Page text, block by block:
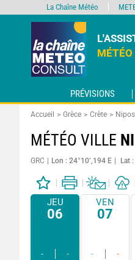
MÉTÉO
PRÉVISIONS
Accueil Grèce Crète Nipos
MÉTÉO VILLE
GRC Lon : 24°10’,194 E Lat
JEU
06
- -
VEN
07
- -
La Chaîne Météo